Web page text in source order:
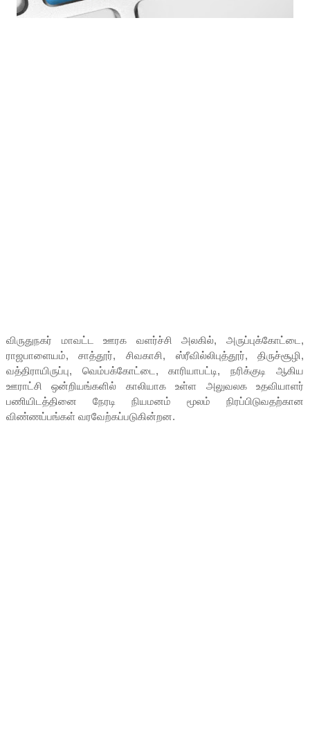
விருதுநகர் மாவட்ட ஊரக வளர்ச்சி அலகில், அருப்புக்கோட்டை,
ராஜபாளையம், சாத்தூர், சிவகாசி, ஸ்ரீவில்லிபுத்தூர், திருச்சூழி,
வத்திராயிருப்பு, வெம்பக்கோட்டை, காரியாபட்டி, நரிக்குடி ஆகிய
ஊராட்சி ஒன்றியங்களில் காலியாக உள்ள அலுவலக உதவியாளர்
பணியிடத்தினை நேரடி நியமனம் மூலம் நிரப்பிடுவதற்கான
விண்ணப்பங்கள் வரவேற்கப்படுகின்றன.